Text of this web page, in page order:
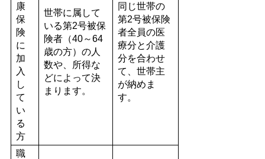
康
保
険
に
加
入
し
て
い
る
方
世帯に属して
いる第2号被保
険者（40～64
歳の方）の人
数や、所得な
どによって決
まります。
同じ世帯の
第2号被保険
者全員の医
療分と介護
分を合わせ
て、世帯主
が納めま
す。
職